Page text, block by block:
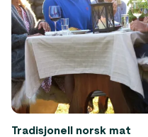
Tradisjonell norsk mat